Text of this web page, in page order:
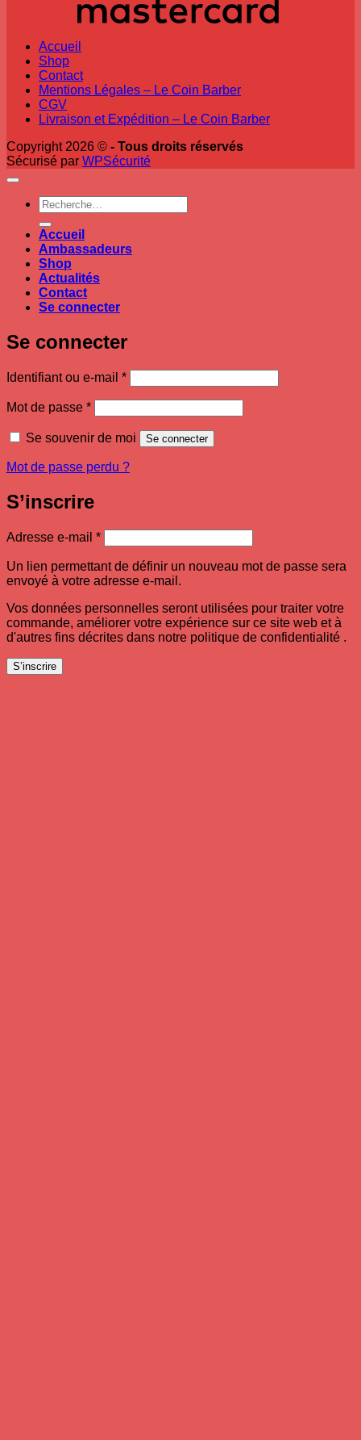
Accueil
Shop
Contact
Mentions Légales – Le Coin Barber
CGV
Livraison et Expédition – Le Coin Barber
Copyright 2026 © - Tous droits réservés
Sécurisé par WPSécurité
Recherche
pour :
Accueil
Ambassadeurs
Shop
Actualités
Contact
Se connecter
Se connecter
Identifiant ou e-mail *Obligatoire
Mot de passe *Obligatoire
Se souvenir de moi Se connecter
Mot de passe perdu ?
S’inscrire
Adresse e-mail *Obligatoire
Un lien permettant de définir un nouveau mot de passe sera
envoyé à votre adresse e-mail.
Vos données personnelles seront utilisées pour traiter votre
commande, améliorer votre expérience sur ce site web et à
d'autres fins décrites dans notre politique de confidentialité .
S’inscrire